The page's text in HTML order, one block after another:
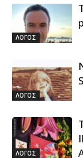
ΛΟΓΟΣ
ΛΟΓΟΣ
ΛΟΓΟΣ